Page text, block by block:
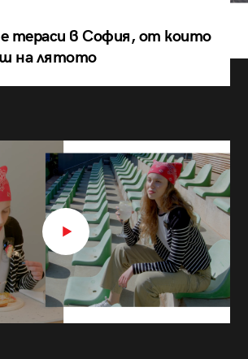
тераси в София, от които
на лятото